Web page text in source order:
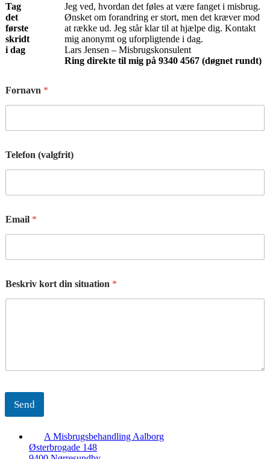
Tag
det
første
skridt
i dag
Jeg ved, hvordan det føles at være fanget i misbrug.
Ønsket om forandring er stort, men det kræver mod
at række ud. Jeg står klar til at hjælpe dig. Kontakt
mig anonymt og uforpligtende i dag.
Lars Jensen – Misbrugskonsulent
Ring direkte til mig på 9340 4567 (døgnet rundt)
Fornavn *
Telefon (valgfrit)
Email *
Beskriv kort din situation *
Send
A Misbrugsbehandling Aalborg
Østerbrogade 148